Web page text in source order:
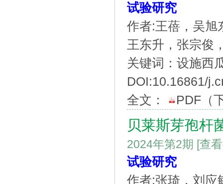
试验研究
作者:王蓓，吴旭
王东升，张宗俊
关键词：设施西
DOI:10.16861/
全文：
PDF （
贝莱斯芽孢杆
2024年第2期 [查
试验研究
作者:张琦，刘应